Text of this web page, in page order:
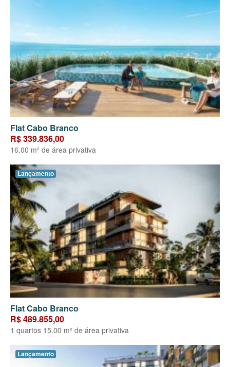
Flat Cabo Branco
R$ 339.836,00
16.00 m² de área privativa
Lançamento
Flat Cabo Branco
R$ 489.855,00
1 quartos 15.00 m² de área privativa
Lançamento